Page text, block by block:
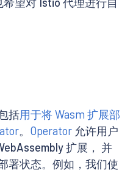
括用于将 Wasm 扩展部
。 Operator 允许用户
扩展， 并
署状态。例如，我们使